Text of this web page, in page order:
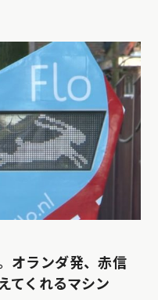
オランダ発、赤信
てくれるマシン